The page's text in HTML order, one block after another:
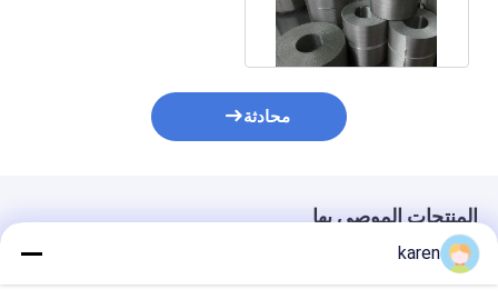
محادثة
المنتجات الموصى بها
karen